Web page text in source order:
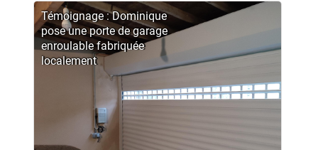
Témoignage : Dominique
pose une porte de garage
enroulable fabriquée
localement